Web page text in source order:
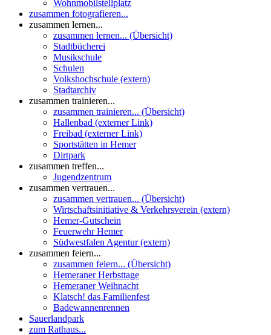
Wohnmobilstellplatz
zusammen fotografieren...
zusammen lernen...
zusammen lernen... (Übersicht)
Stadtbücherei
Musikschule
Schulen
Volkshochschule (extern)
Stadtarchiv
zusammen trainieren...
zusammen trainieren... (Übersicht)
Hallenbad (externer Link)
Freibad (externer Link)
Sportstätten in Hemer
Dirtpark
zusammen treffen...
Jugendzentrum
zusammen vertrauen...
zusammen vertrauen... (Übersicht)
Wirtschaftsinitiative & Verkehrsverein (extern)
Hemer-Gutschein
Feuerwehr Hemer
Südwestfalen Agentur (extern)
zusammen feiern...
zusammen feiern... (Übersicht)
Hemeraner Herbsttage
Hemeraner Weihnacht
Klatsch! das Familienfest
Badewannenrennen
Sauerlandpark
zum Rathaus...